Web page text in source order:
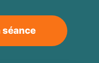
séance